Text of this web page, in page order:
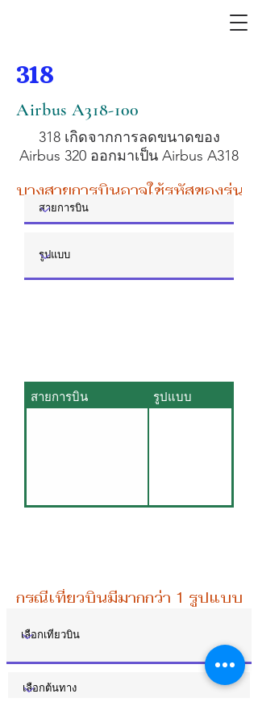
318
Airbus A318-100
318 เกิดจากการลดขนาดของ
Airbus 320 ออกมาเป็น Airbus A318
บางสายการบินอาจใช้รหัสของรุ่น
สายการบิน รูปแบบ
กรณีเที่ยวบินมีมากกว่า 1 รูปแบบก